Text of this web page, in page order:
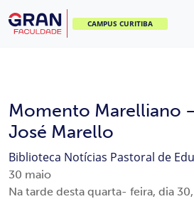
CAMPUS CURITIBA
Momento Marelliano
José Marello
Biblioteca Notícias Pastoral de
30 maio
Na tarde desta quarta- feira, dia